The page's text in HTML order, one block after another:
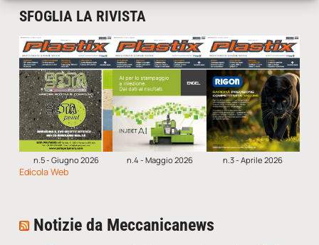
SFOGLIA LA RIVISTA
n.5 - Giugno 2026 n.4 - Maggio 2026 n.3 - Aprile 2026
Edicola Web
Notizie da Meccanicanews